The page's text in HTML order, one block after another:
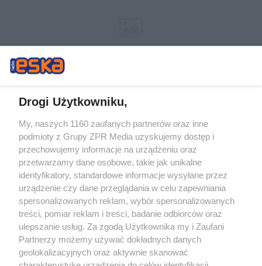
Żaden utwór zamieszczony w serwisie nie może być powielany i
rozpowszechniany lub dalej rozpowszechniany w jakikolwiek sposób (w
tym także elektroniczny lub mechaniczny) na jakimkolwiek polu
eksploatacji w jakiejkolwiek formie, włącznie z umieszczaniem w Internecie
bez pisemnej zgody właściciela praw. Jakiekolwiek użycie lub
wykorzystanie utworów w całości lub w części z naruszeniem prawa, tzn.
bez właściwej zgody, jest zabronione pod groźbą kary i może być ścigane
prawnie.
Drogi Użytkowniku,
My, naszych 1160 zaufanych partnerów oraz inne
podmioty z Grupy ZPR Media uzyskujemy dostęp i
przechowujemy informacje na urządzeniu oraz
przetwarzamy dane osobowe, takie jak unikalne
identyfikatory, standardowe informacje wysyłane przez
urządzenie czy dane przeglądania w celu zapewniania
spersonalizowanych reklam, wybór spersonalizowanych
treści, pomiar reklam i treści, badanie odbiorców oraz
ulepszanie usług. Za zgodą Użytkownika my i Zaufani
Partnerzy możemy używać dokładnych danych
geolokalizacyjnych oraz aktywnie skanować